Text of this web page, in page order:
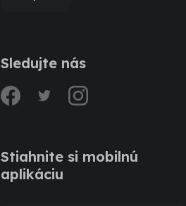
Sledujte nás
facebook
twitterinstagram
Stiahnite si mobilnú
aplikáciu